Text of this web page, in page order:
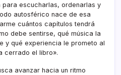
para escucharlas, ordenarlas y
autosférico nace de esa
cuántos capítulos tendrá
debe sentirse, qué música la
y qué experiencia le prometo al
cerrado el libro».
avanzar hacia un ritmo